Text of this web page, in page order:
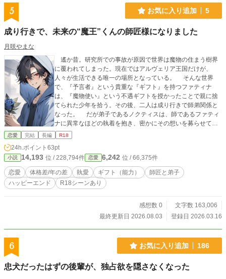
5 お気に入り追加 5
成り行きで、未来の“魔王”くんの師匠様になりました
月咲やまな
遙か昔。研究所での事故が原因で世界は魔物の住まう樹界
に覆われてしまった。現在ではアルヴェリア王国だけが、
人々が生活できる唯一の場所となっている。 そんな世界
で、『予言者』という貴重な『ギフト』を持つファティナ
は、『魔物使い』という不遇ギフトを授かったことで親に捨
てられた少年を拾う。その後、二人は成り行きで師弟関係と
なった。 だが弟子であるノクティスは、師であるファティ
ナに異常なほどの執着を抱き、密かにその想いを募らせてい
くのだった—— ○恋に無関心だった女性が、成り行きで弟子
18描写ありの作品。
恋愛 完結 長編 R18
24h.ポイント 63pt
小説 14,193 位 / 228,794件 恋愛 6,242 位 / 66,375件
恋愛 体格差/年の差 執愛 ギフト（能力）
師匠と弟子
ハッピーエンド
R18シーンあり
感想数 0
文字数 163,006
最終更新日 2026.08.03
登録日 2026.03.16
6 お気に入り追加 186
忠犬だったはずの後輩が、独占欲を隠さなくなった